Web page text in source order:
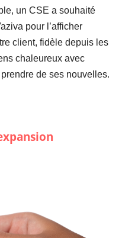
un CSE a souhaité
pour l’afficher
client, fidèle depuis les
chaleureux avec
de ses nouvelles.